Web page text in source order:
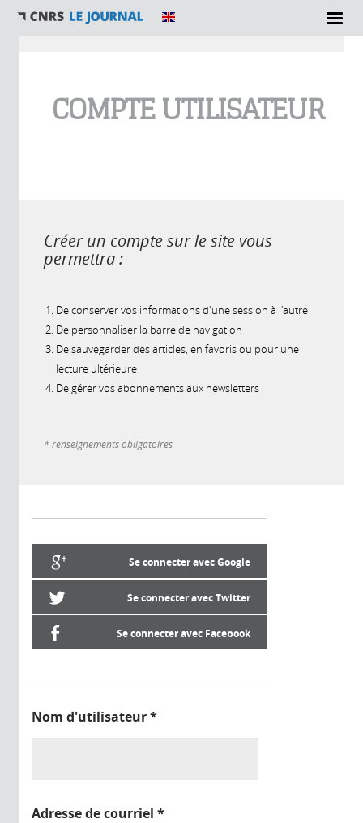
COMPTE UTILISATEUR
Créer un compte sur le site vous
permettra :
De conserver vos informations d'une session à l'autre
De personnaliser la barre de navigation
De sauvegarder des articles, en favoris ou pour une
lecture ultérieure
De gérer vos abonnements aux newsletters
* renseignements obligatoires
Se connecter avec Google
Se connecter avec Twitter
Se connecter avec Facebook
Nom d'utilisateur*
Adresse de courriel *